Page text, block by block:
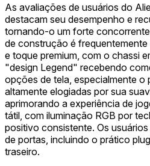
As avaliações de usuários do
destacam seu desempenho e
tornando-o um forte
de construção é
e toque premium, com o chassi
"design Legend" recebendo
opções de tela, especialmente o
altamente elogiadas por sua
aprimorando a experiência de
tátil, com iluminação RGB por
positivo consistente. Os
de portas, incluindo o prático
traseiro.